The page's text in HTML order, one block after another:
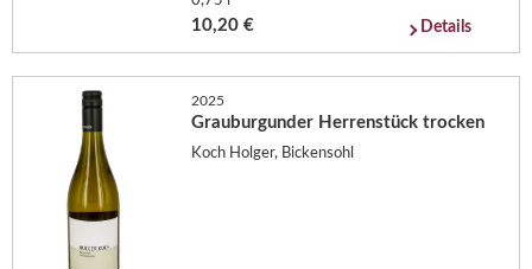
10,20 € Details
2025
Grauburgunder Herrenstück trocken
Koch Holger, Bickensohl